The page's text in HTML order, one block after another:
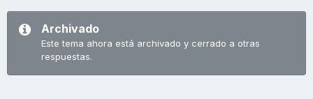
Archivado
Este tema ahora está archivado y cerrado a otras
respuestas.